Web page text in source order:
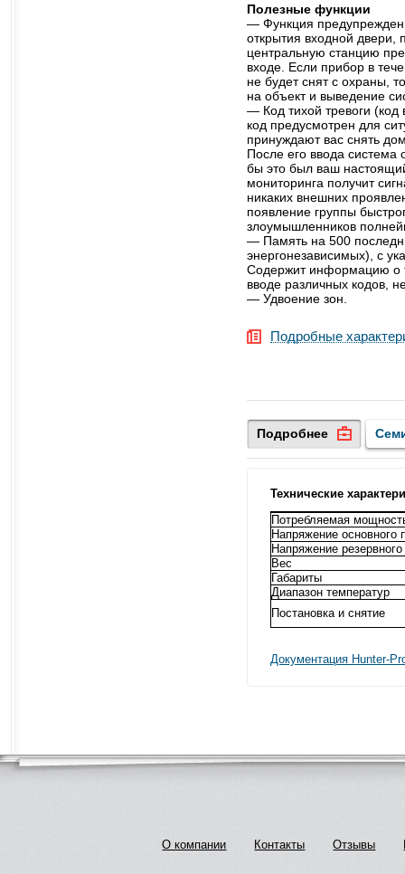
Полезные функции
— Функция
открытия входной двери,
центральную станцию
входе. Если прибор в
не будет снят с охраны,
на объект и выведение
— Код тихой тревоги
код предусмотрен для
принуждают вас снять
После его ввода система
бы это был ваш
мониторинга получит
никаких внешних
появление группы
злоумышленников
— Память на 500
энергонезависимых), с
Содержит информацию о
вводе различных кодов,
— Удвоение зон.
Подробные
Подробнее
Технические
Потребляемая
Напряжение основного
Напряжение
Вес
Габариты
Диапазон температур
Постановка и снятие
Документация Hunter-
О компании Контакты Отзывы